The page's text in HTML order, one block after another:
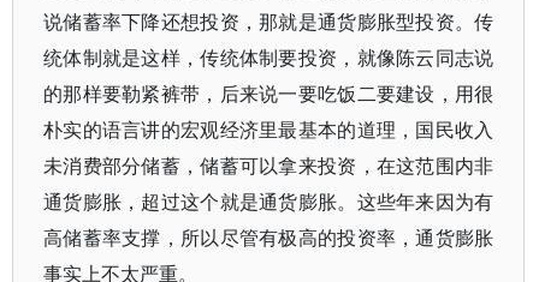
说储蓄率下降还想投资，那就是通货膨胀型投资。传
统体制就是这样，传统体制要投资，就像陈云同志说
的那样要勒紧裤带，后来说一要吃饭二要建设，用很
朴实的语言讲的宏观经济里最基本的道理，国民收入
未消费部分储蓄，储蓄可以拿来投资，在这范围内非
通货膨胀，超过这个就是通货膨胀。这些年来因为有
高储蓄率支撑，所以尽管有极高的投资率，通货膨胀
事实上不太严重。